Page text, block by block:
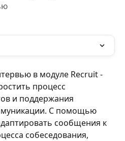
в модуле Recruit -
процесс
и поддержания
С помощью
сообщения к
собеседования,